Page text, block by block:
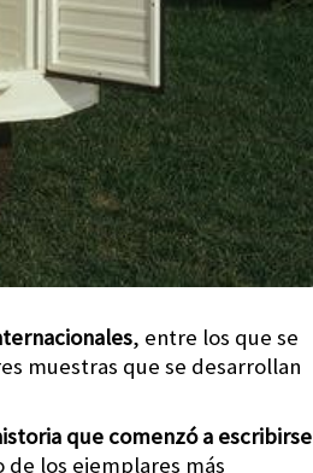
, entre los que se
muestras que se desarrollan
que comenzó a escribirse
los ejemplares más